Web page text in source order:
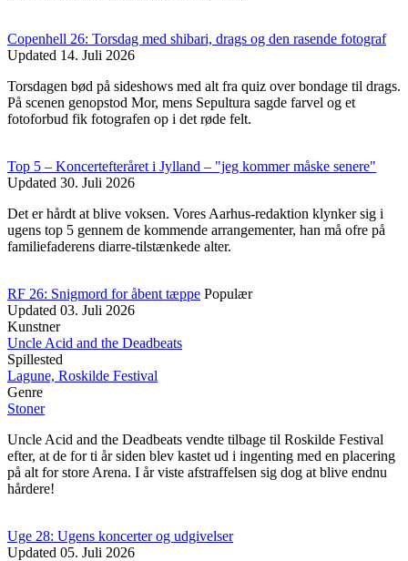
Copenhell 26: Torsdag med shibari, drags og den rasende fotograf
Updated 14. Juli 2026
Torsdagen bød på sideshows med alt fra quiz over bondage til drags.
På scenen genopstod Mor, mens Sepultura sagde farvel og et
fotoforbud fik fotografen op i det røde felt.
Top 5 – Koncertefteråret i Jylland – "jeg kommer måske senere"
Updated 30. Juli 2026
Det er hårdt at blive voksen. Vores Aarhus-redaktion klynker sig i
ugens top 5 gennem de kommende arrangementer, han må ofre på
familiefaderens diarre-tilstænkede alter.
RF 26: Snigmord for åbent tæppe Populær
Updated 03. Juli 2026
Kunstner
Uncle Acid and the Deadbeats
Spillested
Lagune, Roskilde Festival
Genre
Stoner
Uncle Acid and the Deadbeats vendte tilbage til Roskilde Festival
efter, at de for ti år siden blev kastet ud i ingenting med en placering
på alt for store Arena. I år viste afstraffelsen sig dog at blive endnu
hårdere!
Uge 28: Ugens koncerter og udgivelser
Updated 05. Juli 2026